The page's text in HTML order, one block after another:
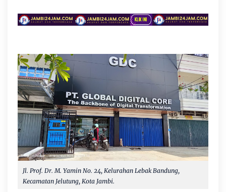
Jl. Prof. Dr. M. Yamin No. 24, Kelurahan Lebak Bandung,
Kecamatan Jelutung, Kota Jambi.